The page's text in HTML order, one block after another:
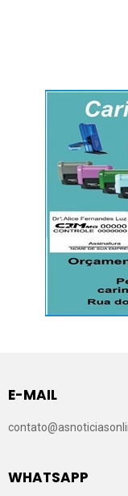
E-MAIL
WHATSAPP